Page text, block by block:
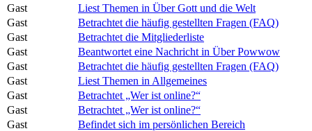
Gast
Liest Themen in Über Gott und die Welt
Gast
Betrachtet die häufig gestellten Fragen (FAQ)
Gast
Betrachtet die Mitgliederliste
Gast
Beantwortet eine Nachricht in Über Powwow
Gast
Betrachtet die häufig gestellten Fragen (FAQ)
Gast
Liest Themen in Allgemeines
Gast
Betrachtet „Wer ist online?“
Gast
Betrachtet „Wer ist online?“
Gast
Befindet sich im persönlichen Bereich